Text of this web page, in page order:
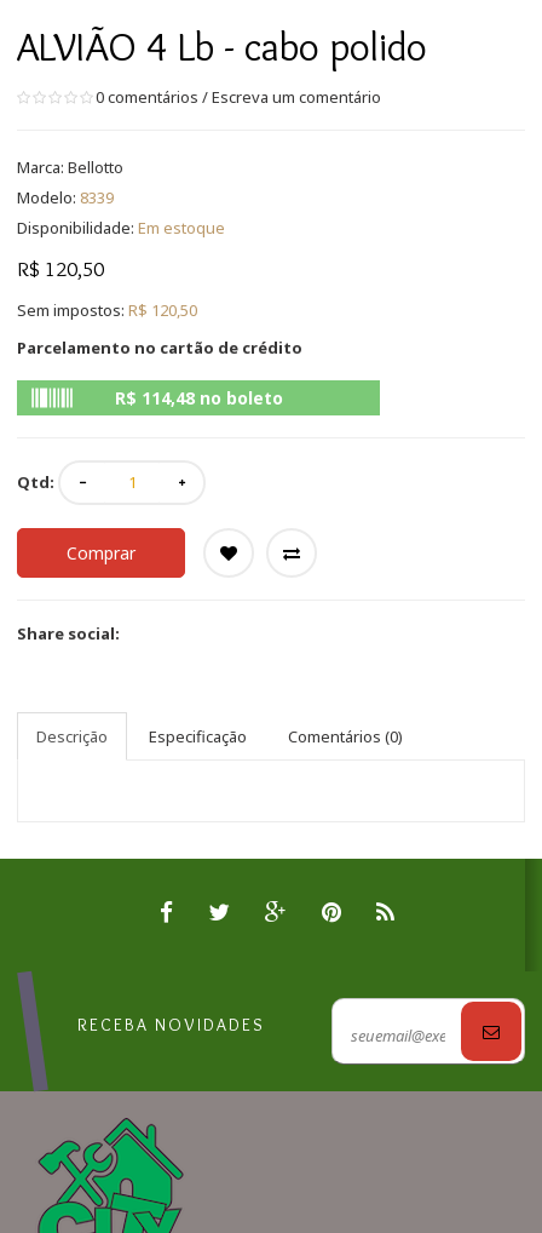
ALVIÃO 4 Lb - cabo polido
0 comentários /Escreva um comentário
Marca: Bellotto
Modelo: 8339
Disponibilidade: Em estoque
R$ 120,50
Sem impostos: R$ 120,50
Parcelamento no cartão de crédito
R$ 114,48 no boleto
Qtd:
Comprar
Share social:
Descrição Especificação Comentários (0)
RECEBA NOVIDADES